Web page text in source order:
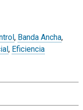
, Banda Ancha,
, Eficiencia